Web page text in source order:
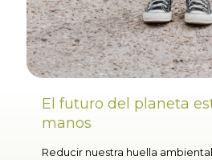
El futuro del planeta
manos
Reducir nuestra huella